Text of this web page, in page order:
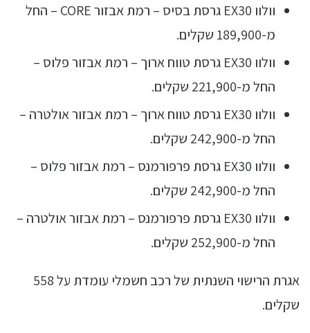
וולוו EX30 גרסת בסיס – רמת אבזור CORE – החל
מ-189,900 שקלים.
וולוו EX30 גרסת טווח ארוך – רמת אבזור פלוס –
החל מ-221,900 שקלים.
וולוו EX30 גרסת טווח ארוך – רמת אבזור אולטרה –
החל מ-242,900 שקלים.
וולוו EX30 גרסת פרפורמנס – רמת אבזור פלוס –
החל מ-242,900 שקלים.
וולוו EX30 גרסת פרפורמנס – רמת אבזור אולטרה –
החל מ-252,900 שקלים.
אגרת הרישוי השנתית של רכב חשמלי עומדת על 558
שקלים.